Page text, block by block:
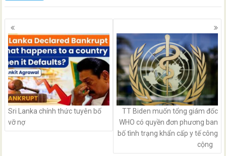
Posts
navigation
Sri Lanka chính thức tuyên bố
vỡ nợ
TT Biden muốn tổng giám đốc
WHO có quyền đơn phương ban
bố tình trạng khẩn cấp y tế công
cộng